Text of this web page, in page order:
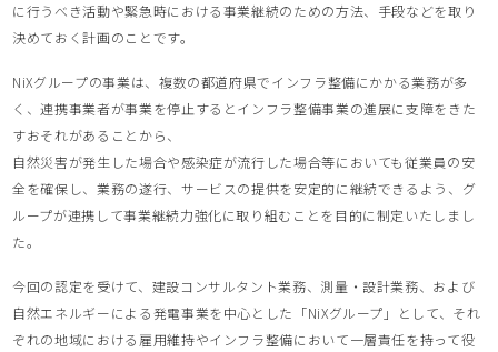
に行うべき活動や緊急時における事業継続のための方法、手段などを取り
決めておく計画のことです。
NiXグループの事業は、複数の都道府県でインフラ整備にかかる業務が多
く、連携事業者が事業を停止するとインフラ整備事業の進展に支障をきた
すおそれがあることから、
自然災害が発生した場合や感染症が流行した場合等においても従業員の安
全を確保し、業務の遂行、サービスの提供を安定的に継続できるよう、グ
ループが連携して事業継続力強化に取り組むことを目的に制定いたしまし
た。
今回の認定を受けて、建設コンサルタント業務、測量・設計業務、および
自然エネルギーによる発電事業を中心とした「NiXグループ」として、それ
ぞれの地域における雇用維持やインフラ整備において一層責任を持って役